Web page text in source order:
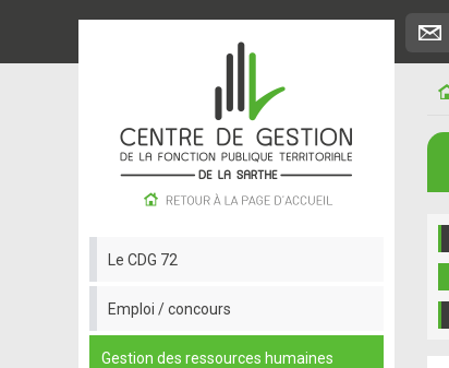
Le CDG 72
Emploi / concours
Gestion des ressources humaines